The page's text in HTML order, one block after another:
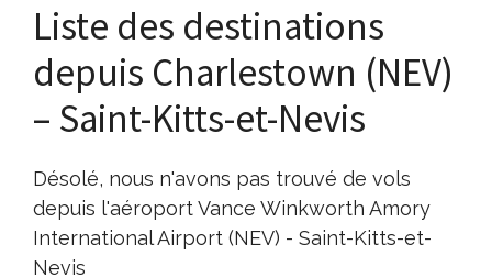
Liste des destinations
depuis Charlestown (NEV)
– Saint-Kitts-et-Nevis
Désolé, nous n'avons pas trouvé de vols
depuis l'aéroport Vance Winkworth Amory
International Airport (NEV) - Saint-Kitts-et-
Nevis